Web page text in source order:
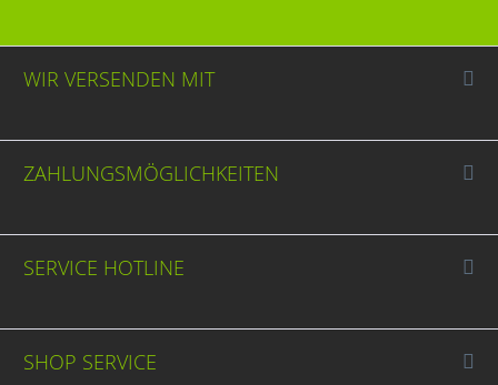
WIR VERSENDEN MIT
ZAHLUNGSMÖGLICHKEITEN
SERVICE HOTLINE
SHOP SERVICE